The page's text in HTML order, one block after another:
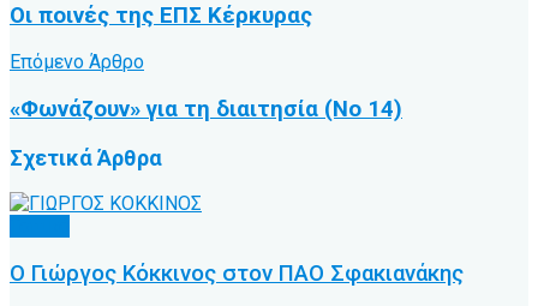
Οι ποινές της ΕΠΣ Κέρκυρας
Επόμενο Άρθρο
«Φωνάζουν» για τη διαιτησία (Νο 14)
ΣχετικάΆρθρα
Ο Γιώργος Κόκκινος στον ΠΑΟ Σφακιανάκης